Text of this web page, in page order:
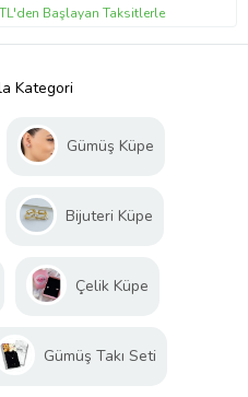
Başlayan Taksitlerle
Kategori
Gümüş Küpe
Bijuteri Küpe
Çelik Küpe
Gümüş Takı Seti